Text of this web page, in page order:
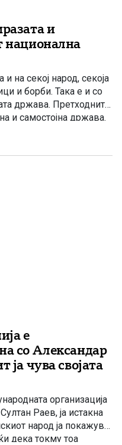
и
национална
и на секој народ, секоја
и борби. Така е и со
држава. Претходните
и самостојна држава.
востание во
на […]
е
со Александар
ја чува својата
организација
Раев, ја истакна
народ ја покажува
дека токму тоа